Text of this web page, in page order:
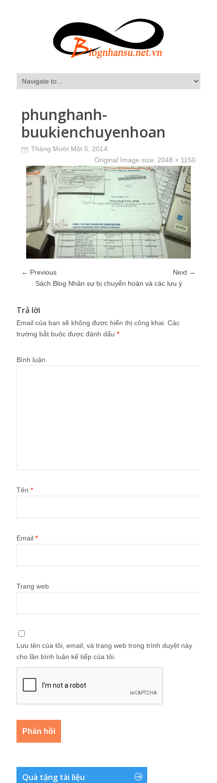
phunghanh-
buukienchuyenhoan
Tháng Mười Một 5, 2014
Original Image size: 2048 × 1150
← Previous
Next →
Sách Blog Nhân sự bị chuyển hoàn và các lưu ý
Trả lời
Email của bạn sẽ không được hiển thị công khai. Các
trường bắt buộc được đánh dấu *
Bình luận
Tên *
Email *
Trang web
Lưu tên của tôi, email, và trang web trong trình duyệt này
cho lần bình luận kế tiếp của tôi.
Quà tặng tài liệu